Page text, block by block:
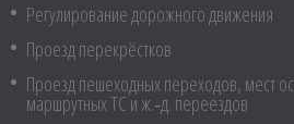
Регулирование дорожного движения
Проезд перекрёстков
Проезд пешеходных переходов, мест
маршрутных ТС и ж.‑д. переездов